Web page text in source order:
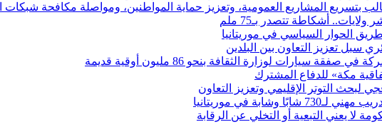
بتسريع المشاريع العمومية، وتعزيز حماية المواطنين، ومواصلة مكافحة شبكات
أشكاطة تتصدر بـ75 ملم
الحوار السياسي في موريتانيا
سبل تعزيز التعاون بين البلدين
لوزارة الثقافة بنحو 86 مليون أوقية قديمة
مكة» للدفاع المشترك
لبحث التوتر الإقليمي وتعزيز التعاون
في موريتانيا
لا يعني التبعية أو التخلي عن الرقابة